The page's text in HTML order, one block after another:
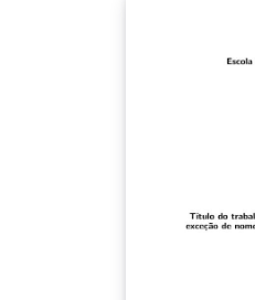
https://